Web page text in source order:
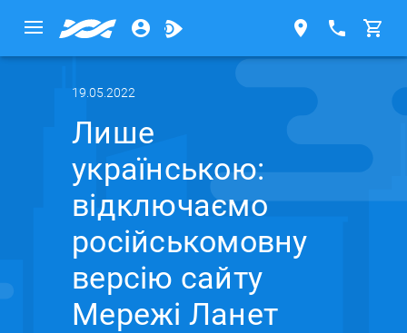
19.05.2022
Лише
українською:
відключаємо
російськомовну
версію сайту
Мережі Ланет